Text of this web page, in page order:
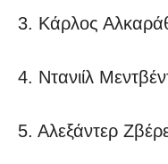
3. Κάρλος
4. Ντανιίλ
5. Αλεξάντερ